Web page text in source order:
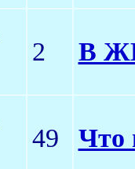
2 В
49 Что